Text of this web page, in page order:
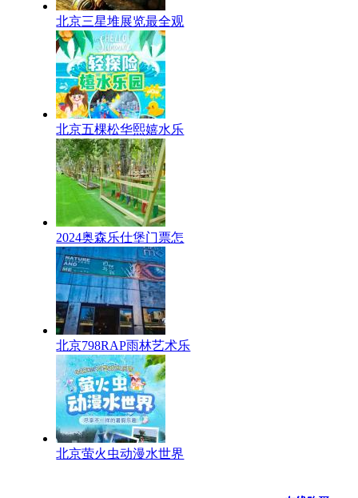
北京三星堆展览最全观
北京五棵松华熙嬉水乐
2024奥森乐仕堡门票怎
北京798RAP雨林艺术乐
北京萤火虫动漫水世界